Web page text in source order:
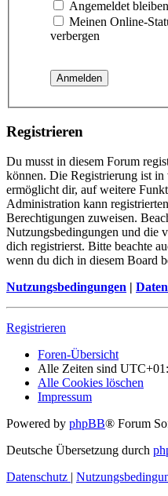
Angemeldet bleiben
Meinen Online-
verbergen
Registrieren
Du musst in diesem Forum
können. Die Registrierung ist
ermöglicht dir, auf weitere
Administration kann
Berechtigungen zuweisen.
Nutzungsbedingungen und die
dich registrierst. Bitte beachte
wenn du dich in diesem Board
Nutzungsbedingungen |
Registrieren
Foren-Übersicht
Alle Zeiten sind
Alle Cookies löschen
Impressum
Powered by phpBB® Forum
Deutsche Übersetzung durch
Datenschutz |